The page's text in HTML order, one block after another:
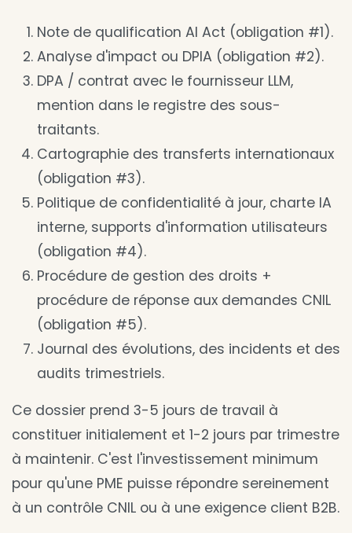
Note de qualification AI Act (obligation #1).
Analyse d'impact ou DPIA (obligation #2).
DPA / contrat avec le fournisseur LLM,
mention dans le registre des sous-
traitants.
Cartographie des transferts internationaux
(obligation #3).
Politique de confidentialité à jour, charte IA
interne, supports d'information utilisateurs
(obligation #4).
Procédure de gestion des droits +
procédure de réponse aux demandes CNIL
(obligation #5).
Journal des évolutions, des incidents et des
audits trimestriels.
Ce dossier prend 3-5 jours de travail à
constituer initialement et 1-2 jours par trimestre
à maintenir. C'est l'investissement minimum
pour qu'une PME puisse répondre sereinement
à un contrôle CNIL ou à une exigence client B2B.